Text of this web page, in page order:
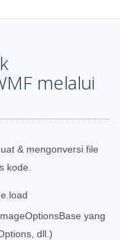
melalui
& mengonversi file
kode.
yang
dll.)